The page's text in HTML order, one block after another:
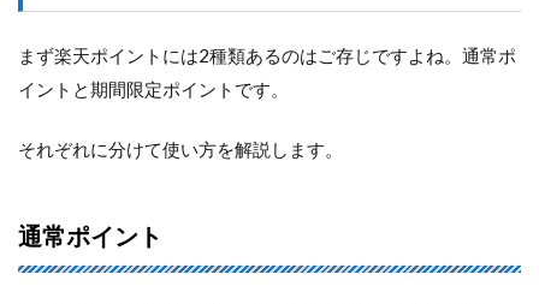
と
期
間
ポ
ト
1.1
まず楽天ポイントには2種類あるのはご存じですよね。通常ポ
イントと期間限定ポイントです。
それぞれに分けて使い方を解説します。
通常ポイント